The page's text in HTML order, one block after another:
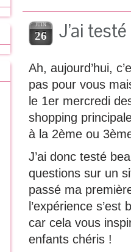
JUIN
26 J’ai
Ah, aujourd’hui,
pas pour vous
le 1er mercredi
shopping
à la 2ème ou
J’ai donc testé
questions sur un
passé ma
l’expérience
car cela vous
enfants chéris !